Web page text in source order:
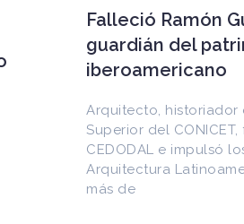
EEUU devuelve a
documentos
sustraídos del
en internet
Entre los materiales
figuran la Constitución